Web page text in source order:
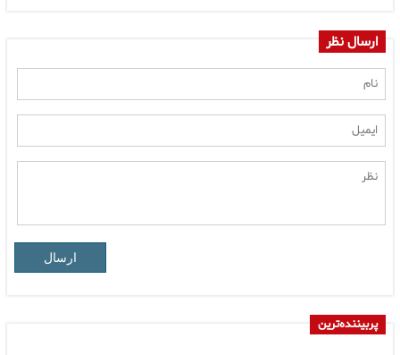
ارسال نظر
ارسال
پربیننده‌ترین